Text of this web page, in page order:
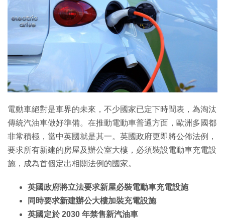
Enterprise Digital Transformation
電動車絕對是車界的未來，不少國家已定下時間表，為淘汰
傳統汽油車做好準備。在推動電動車普通方面，歐洲多國都
非常積極，當中英國就是其一。英國政府更即將公佈法例，
要求所有新建的房屋及辦公室大樓，必須裝設電動車充電設
施，成為首個定出相關法例的國家。
英國政府將立法要求新屋必裝電動車充電設施
同時要求新建辦公大樓加裝充電設施
英國定於 2030 年禁售新汽油車